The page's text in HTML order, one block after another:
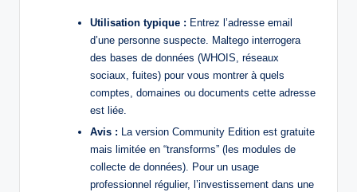
Utilisation typique : Entrez l’adresse email
d’une personne suspecte. Maltego interrogera
des bases de données (WHOIS, réseaux
sociaux, fuites) pour vous montrer à quels
comptes, domaines ou documents cette adresse
est liée.
Avis : La version Community Edition est gratuite
mais limitée en “transforms” (les modules de
collecte de données). Pour un usage
professionnel régulier, l’investissement dans une